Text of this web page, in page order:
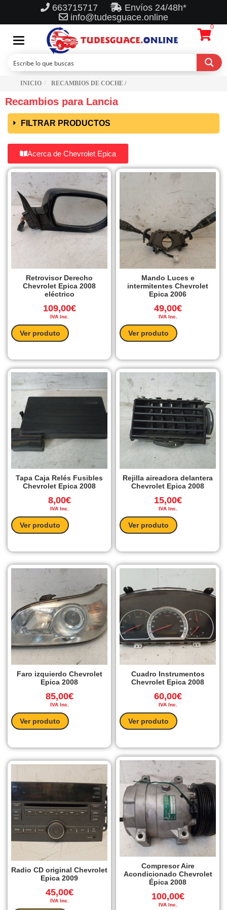
663715717
Envíos 24/48h*
info@tudesguace.online
Toggle
navigation
0
INICIO RECAMBIOS DE COCHE /
Recambios para Lancia
FILTRAR PRODUCTOS
Acerca de Chevrolet Epica
Retrovisor Derecho
Chevrolet Epica 2008
eléctrico
109,00€
IVA Inc.
Ver produto
Mando Luces e
intermitentes Chevrolet
Epica 2006
49,00€
IVA Inc.
Ver produto
Tapa Caja Relés Fusibles
Chevrolet Epica 2008
8,00€
IVA Inc.
Ver produto
Rejilla aireadora delantera
Chevrolet Epica 2008
15,00€
IVA Inc.
Ver produto
Faro izquierdo Chevrolet
Epica 2008
85,00€
IVA Inc.
Ver produto
Cuadro Instrumentos
Chevrolet Epica 2008
60,00€
IVA Inc.
Ver produto
Radio CD original Chevrolet
Epica 2009
45,00€
IVA Inc.
Compresor Aire
Acondicionado Chevrolet
Épica 2008
100,00€
IVA Inc.